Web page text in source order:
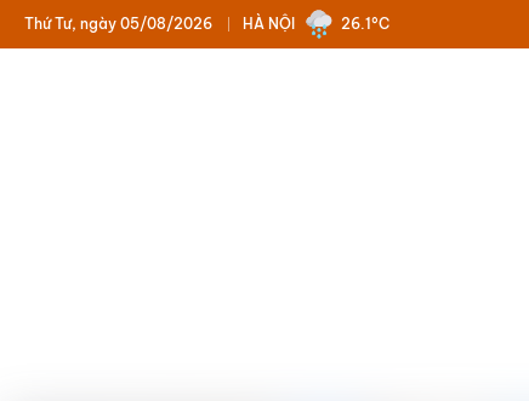
HÀ NỘI
Thứ Tư, ngày 05/08/2026 26.1°C